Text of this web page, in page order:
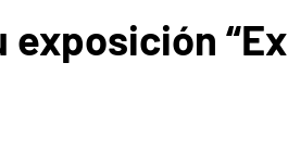
exposición “Ex